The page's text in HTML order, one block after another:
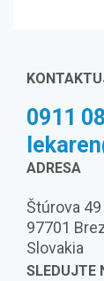
0911
ADRESA
Štúrova 49
97701
Slovakia
SLEDUJTE